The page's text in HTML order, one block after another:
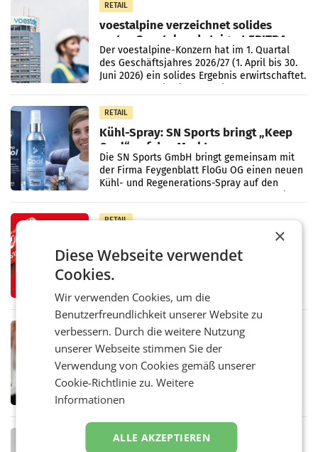
RETAIL
voestalpine verzeichnet solides
erstes Quartal und steigert EBITDA
Der voestalpine-Konzern hat im 1. Quartal
des Geschäftsjahres 2026/27 (1. April bis 30.
Juni 2026) ein solides Ergebnis erwirtschaftet.
RETAIL
Kühl-Spray: SN Sports bringt „Keep
Cool“ auf den Markt
Die SN Sports GmbH bringt gemeinsam mit
der Firma Feygenblatt FloGu OG einen neuen
Kühl- und Regenerations-Spray auf den
RETAIL
weiterentwickelte visuelle
Markenidentität
Coca-Cola stellt ab Anfang August eine
weiterentwickelte visuelle Identität seiner
Verpackungen in Österreich vor. Im
Mittelpunkt des Redesigns stehen zentrale
Gestaltungselemente
RETAIL
Vöslauer 1,5-Liter-rePET-Flasche
prickelnd ist meistgekaufte Flasche
Österreichs
BAD VÖSLAU. Die anhaltend hohen
Sommertemperaturen im Juni und Juli haben
beim niederösterreichischen
Absatzzuwächsen geführt. Während
PRIMENEWS
×
Diese Webseite verwendet
Cookies.
Wir verwenden Cookies, um die
Benutzerfreundlichkeit unserer Website zu
verbessern. Durch die weitere Nutzung
unserer Webseite stimmen Sie der
Verwendung von Cookies gemäß unserer
Cookie-Richtlinie zu.Weitere
Informationen
ALLE AKZEPTIEREN